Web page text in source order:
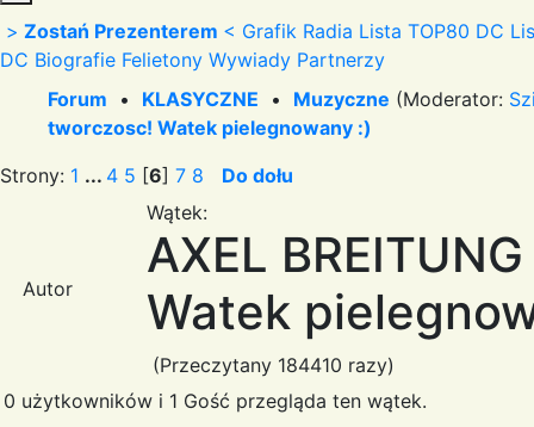
> Zostań Prezenterem < Grafik Radia Lista TOP80 DC
DC Biografie Felietony Wywiady Partnerzy
Forum • KLASYCZNE • Muzyczne (Moderator:
tworczosc! Watek pielegnowany :)
Strony: 1 ... 4 5 [6] 7 8 Do dołu
Autor
Wątek:
AXEL
Watek
(Przeczytany 184410 razy)
0 użytkowników i 1 Gość przegląda ten wątek.